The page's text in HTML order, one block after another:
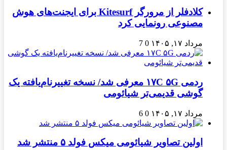
کلادفلر از مرورگر Kitesurf برای ایجنت‌های هوش
مصنوعی رونمایی کرد
مرداد ۱۷, ۱۴۰۵ 0
7
ردمی ۱۷C ۵G معرفی شد/ نسخه تغییرنام‌یافته یک
گوشی قدیمی‌تر شیائومی
مرداد ۱۷, ۱۴۰۵ 0
6
اولین تصاویر شیائومی میکس فولد ۵ منتشر شد